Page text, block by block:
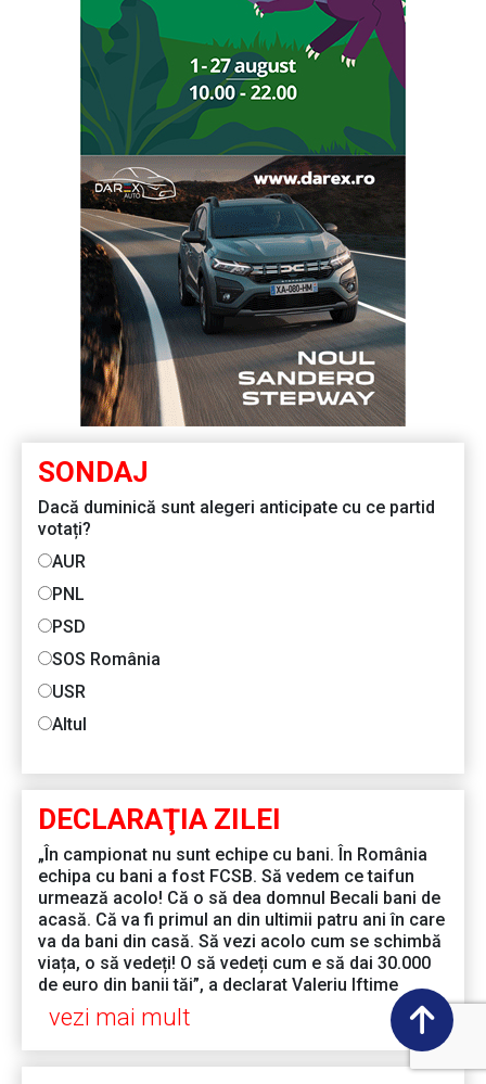
SONDAJ
Dacă duminică sunt alegeri anticipate cu ce partid
votați?
AUR
PNL
PSD
SOS România
USR
Altul
DECLARAŢIA ZILEI
„În campionat nu sunt echipe cu bani. În România
echipa cu bani a fost FCSB. Să vedem ce taifun
urmează acolo! Că o să dea domnul Becali bani de
acasă. Că va fi primul an din ultimii patru ani în care
va da bani din casă. Să vezi acolo cum se schimbă
viața, o să vedeți! O să vedeți cum e să dai 30.000
de euro din banii tăi”, a declarat Valeriu Iftime
vezi mai mult